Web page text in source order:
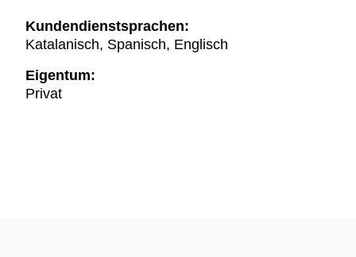
Kundendienstsprachen:
Katalanisch, Spanisch, Englisch
Eigentum:
Privat